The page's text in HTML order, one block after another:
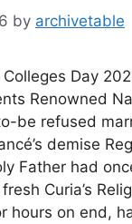
by archivetable
Day
Renowned
be refused
demise
Father had
Curia’s
hours on end,